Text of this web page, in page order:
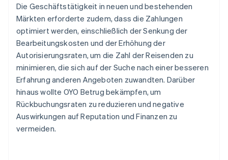
Die Geschäftstätigkeit in neuen und bestehenden
Märkten erforderte zudem, dass die Zahlungen
optimiert werden, einschließlich der Senkung der
Bearbeitungskosten und der Erhöhung der
Autorisierungsraten, um die Zahl der Reisenden zu
minimieren, die sich auf der Suche nach einer besseren
Erfahrung anderen Angeboten zuwandten. Darüber
hinaus wollte OYO Betrug bekämpfen, um
Rückbuchungsraten zu reduzieren und negative
Auswirkungen auf Reputation und Finanzen zu
vermeiden.